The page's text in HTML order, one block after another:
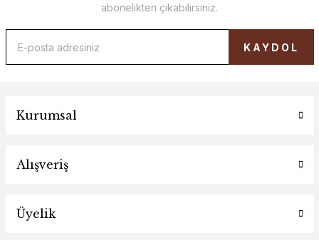
abonelikten çıkabilirsiniz.
KAYDOL
Kurumsal
Alışveriş
Üyelik